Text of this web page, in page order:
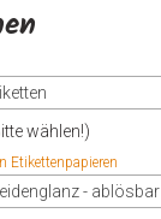
wählen!)
Etikettenpapieren
- ablösbar